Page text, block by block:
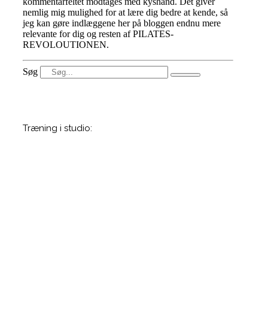
nemlig mig mulighed for at lære dig bedre at kende, så
jeg kan gøre indlæggene her på bloggen endnu mere
relevante for dig og resten af PILATES-
REVOLOUTIONEN.
Søg
Træning i studio: